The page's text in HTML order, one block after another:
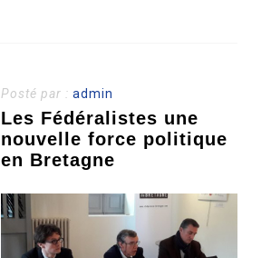
Posté par :admin
Les Fédéralistes une
nouvelle force politique
en Bretagne